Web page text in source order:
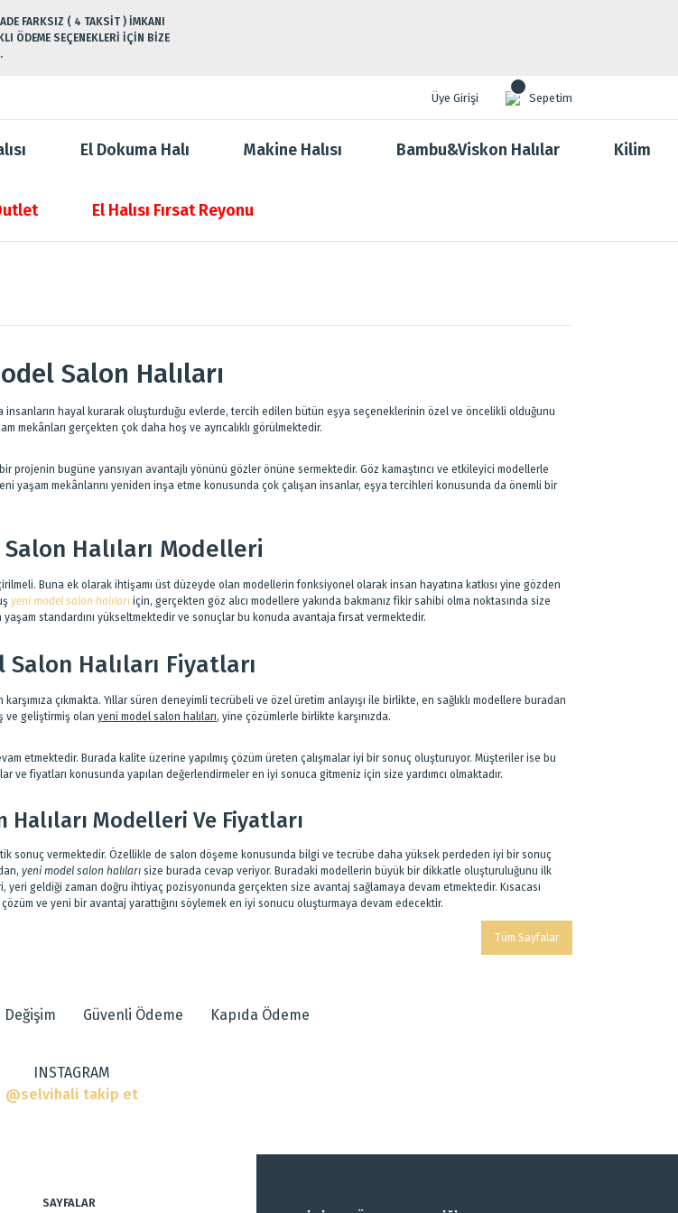
FARKSIZ ( 4 TAKSİT ) İMKANI
ÖDEME SEÇENEKLERİ İÇİN BİZE
Üye Girişi Sepetim
El Dokuma Halı Makine Halısı Bambu&Viskon Halılar Kilim
El Halısı Fırsat Reyonu
Salon Halıları
insanların hayal kurarak oluşturduğu evlerde, tercih edilen bütün eşya seçeneklerinin özel ve öncelikli olduğunu
mekânları gerçekten çok daha hoş ve ayrıcalıklı görülmektedir.
projenin bugüne yansıyan avantajlı yönünü gözler önüne sermektedir. Göz kamaştırıcı ve etkileyici modellerle
yaşam mekânlarını yeniden inşa etme konusunda çok çalışan insanlar, eşya tercihleri konusunda da önemli bir
Halıları Modelleri
Buna ek olarak ihtişamı üst düzeyde olan modellerin fonksiyonel olarak insan hayatına katkısı yine gözden
yeni model salon halıları için, gerçekten göz alıcı modellere yakında bakmanız fikir sahibi olma noktasında size
standardını yükseltmektedir ve sonuçlar bu konuda avantaja fırsat vermektedir.
Salon Halıları Fiyatları
çıkmakta. Yıllar süren deneyimli tecrübeli ve özel üretim anlayışı ile birlikte, en sağlıklı modellere buradan
ve geliştirmiş olan yeni model salon halıları, yine çözümlerle birlikte karşınızda.
etmektedir. Burada kalite üzerine yapılmış çözüm üreten çalışmalar iyi bir sonuç oluşturuyor. Müşteriler ise bu
ve fiyatları konusunda yapılan değerlendirmeler en iyi sonuca gitmeniz için size yardımcı olmaktadır.
Halıları Modelleri Ve Fiyatları
sonuç vermektedir. Özellikle de salon döşeme konusunda bilgi ve tecrübe daha yüksek perdeden iyi bir sonuç
yeni model salon halıları size burada cevap veriyor. Buradaki modellerin büyük bir dikkatle oluşturuluğunu ilk
geldiği zaman doğru ihtiyaç pozisyonunda gerçekten size avantaj sağlamaya devam etmektedir. Kısacası
ve yeni bir avantaj yarattığını söylemek en iyi sonucu oluşturmaya devam edecektir.
Tüm Sayfalar
Değişim Güvenli Ödeme Kapıda Ödeme
INSTAGRAM
@selvihali takip et
SAYFALAR